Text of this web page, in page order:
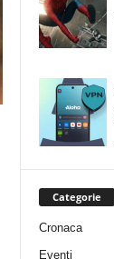
Categorie
Cronaca
Eventi